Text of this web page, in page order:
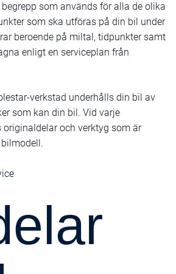
som används för alla de olika
som ska utföras på din bil under
beroende på miltal, tidpunkter samt
enligt en serviceplan från
verkstad underhålls din bil av
som kan din bil. Vid varje
och verktyg som är